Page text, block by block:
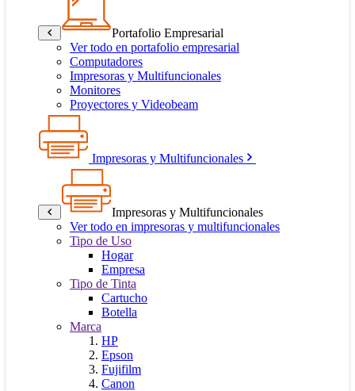
Portafolio Empresarial
Ver todo en portafolio empresarial
Computadores
Impresoras y Multifuncionales
Monitores
Proyectores y Videobeam
Impresoras y Multifuncionales
Impresoras y Multifuncionales
Ver todo en impresoras y multifuncionales
Tipo de Uso
Hogar
Empresa
Tipo de Tinta
Cartucho
Botella
Marca
HP
Epson
Fujifilm
Canon